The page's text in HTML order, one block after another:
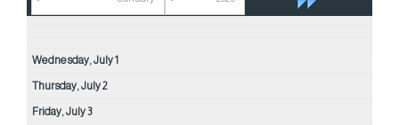
Wednesday,July1
Thursday,July2
Friday,July3